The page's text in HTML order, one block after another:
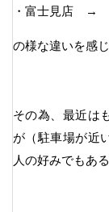
・富士見店 →
の様な違いを感
その為、最近は
が（駐車場が近
人の好みでもあ